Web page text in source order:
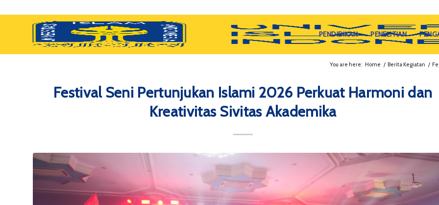
PENDIDIKAN PENELITIAN
You are here: Home / Berita Kegiatan /
Festival Seni Pertunjukan Islami 2026 Perkuat Harmoni dan
Kreativitas Sivitas Akademika